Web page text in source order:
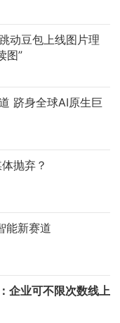
动豆包上线图片理
图”
跻身全球AI原生巨
抛弃？
能新赛道
企业可不限次数线上